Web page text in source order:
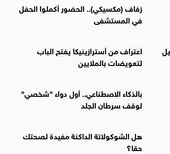
زفاف (مكسيكي).. الحضور أكملوا الحفل
في المستشفى
اعتراف من أسترازينيكا يفتح الباب
لتعويضات بالملايين
بالذكاء الاصطناعي.. أول دواء "شخصي"
لوقف سرطان الجلد
هل الشوكولاتة الداكنة مفيدة لصحتك
حقا؟